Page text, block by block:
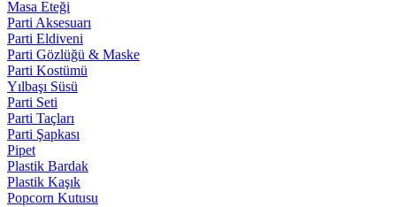
Masa Eteği
Parti Aksesuarı
Parti Eldiveni
Parti Gözlüğü & Maske
Parti Kostümü
Yılbaşı Süsü
Parti Seti
Parti Taçları
Parti Şapkası
Pipet
Plastik Bardak
Plastik Kaşık
Popcorn Kutusu